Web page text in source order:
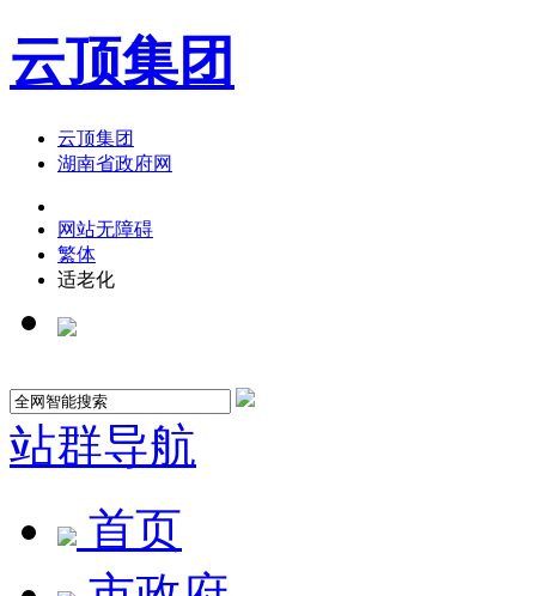
云顶集团
云顶集团
湖南省政府网
网站无障碍
繁体
适老化
站群导航
首页